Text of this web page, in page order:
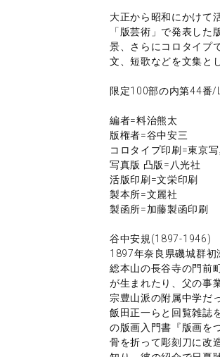
大正から昭和にかけて
「版芸術」で発表し
景、さらにコロタイプ
文、短歌などを文集と
限定100部の内第44
編者=料治熊太
版権者=谷中安三
コロタイプ印刷=東京
写真版 凸版=八光社
活版印刷=文栄印刷
製本所=文麗社
製函所=加藤製函印刷
谷中安規(1897-1946)
1897年奈良県磯城群
総本山の長谷寺の門前
が生まれたり、父の事
宗豊山派の附属中学だ
飯田正一らと回覧雑誌
の版画入門書『版画を
骨を折って彫刻刀に改